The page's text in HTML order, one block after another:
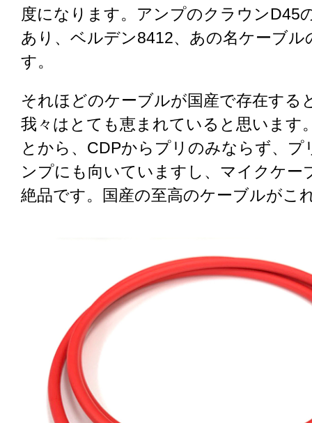
度になります。アンプのクラウンD45
あり、ベルデン8412、あの名ケーブル
す。
それほどのケーブルが国産で存在する
我々はとても恵まれていると思います
とから、CDPからプリのみならず、プ
ンプにも向いていますし、マイクケー
絶品です。国産の至高のケーブルがこ